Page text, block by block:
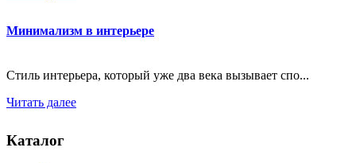
Минимализм в интерьере
Стиль интерьера, который уже два века вызывает спо...
Читать далее
Каталог